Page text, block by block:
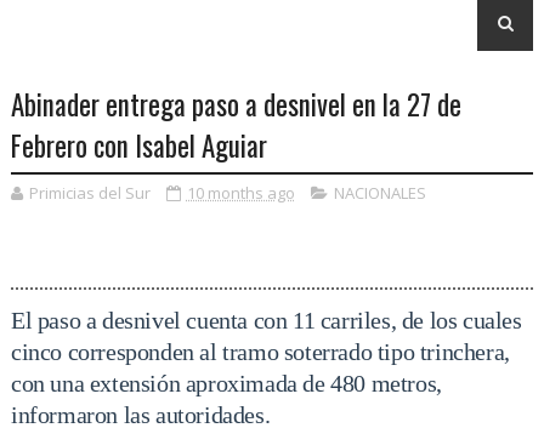
Abinader entrega paso a desnivel en la 27 de
Febrero con Isabel Aguiar
Primicias del Sur 10 months ago NACIONALES
El paso a desnivel cuenta con 11 carriles, de los cuales
cinco corresponden al tramo soterrado tipo trinchera,
con una extensión aproximada de 480 metros,
informaron las autoridades.